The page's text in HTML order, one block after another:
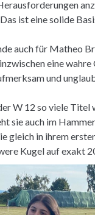
ist eine solide
auch für Matheo
eine
und
W 12 so viele Titel
sie auch im
gleich in ihrem
Kugel auf exakt